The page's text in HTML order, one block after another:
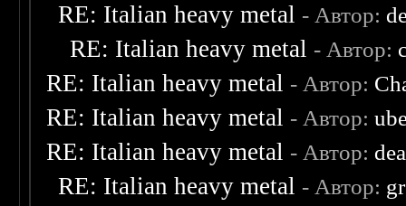
RE: Italian heavy metal - Автор:
RE: Italian heavy metal - Автор:
RE: Italian heavy metal - Автор:
RE: Italian heavy metal - Автор:
RE: Italian heavy metal - Автор:
RE: Italian heavy metal - Автор: